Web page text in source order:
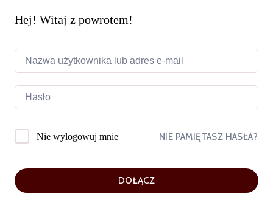
Hej! Witaj z powrotem!
Nie wylogowuj mnie NIE PAMIĘTASZ HASŁA?
DOŁĄCZ